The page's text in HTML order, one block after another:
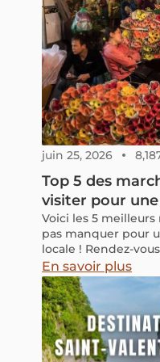
juin 25, 2026
Top 5 des
visiter pour
Voici les 5
pas manquer pour
locale ! Rendez-
end lorsque vous
vous pouvez
touristique animée
authentiquement
En savoir plus